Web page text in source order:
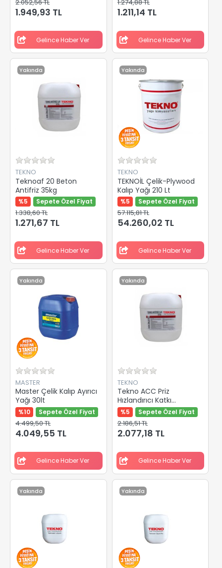
2.052,56 TL
1.949,93 TL
Gelince Haber Ver
1.274,88 TL
1.211,14 TL
Gelince Haber Ver
Yakında
TEKNO
Teknoaf 20 Beton
Antifriz 35kg
%5 Sepete Özel Fiyat
1.338,60 TL
1.271,67 TL
Gelince Haber Ver
Yakında
TEKNO
TEKNOİL Çelik-Plywood
Kalıp Yağı 210 Lt
%5 Sepete Özel Fiyat
57.115,81 TL
54.260,02 TL
Gelince Haber Ver
Yakında
MASTER
Master Çelik Kalıp Ayırıcı
Yağı 30lt
%10 Sepete Özel Fiyat
4.499,50 TL
4.049,55 TL
Gelince Haber Ver
Yakında
TEKNO
Tekno ACC Priz
Hızlandırıcı Katkı
Malzemesi 35 Kg
%5 Sepete Özel Fiyat
2.186,51 TL
2.077,18 TL
Gelince Haber Ver
Yakında Yakında